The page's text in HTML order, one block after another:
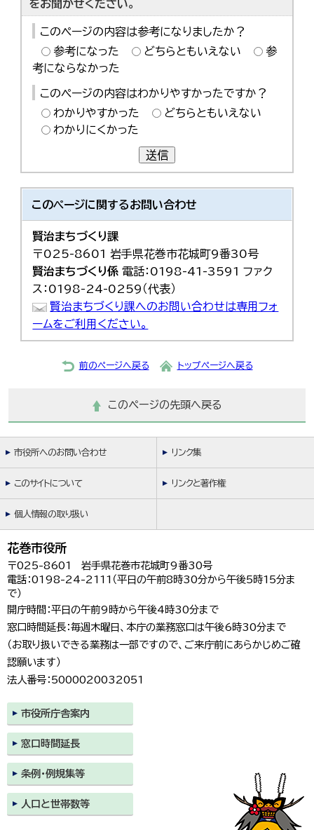
をお聞かせください。
このページの内容は参考になりましたか？
参考になった
どちらともいえない
参
考にならなかった
このページの内容はわかりやすかったですか？
わかりやすかった
どちらともいえない
わかりにくかった
送信
このページに関するお問い合わせ
賢治まちづくり課
〒025-8601 岩手県花巻市花城町9番30号
賢治まちづくり係 電話：0198-41-3591 ファク
ス：0198-24-0259（代表）
賢治まちづくり課へのお問い合わせは専用フォ
ームをご利用ください。
前のページへ戻る トップページへ戻る
このページの先頭へ戻る
市役所へのお問い合わせ リンク集
このサイトについて リンクと著作権
個人情報の取り扱い
花巻市役所
〒025-8601 岩手県花巻市花城町9番30号
電話：0198-24-2111（平日の午前8時30分から午後5時15分ま
で）
開庁時間：平日の午前9時から午後4時30分まで
窓口時間延長：毎週木曜日、本庁の業務窓口は午後6時30分まで
（お取り扱いできる業務は一部ですので、ご来庁前にあらかじめご確
認願います）
法人番号：5000020032051
市役所庁舎案内
窓口時間延長
条例・例規集等
人口と世帯数等